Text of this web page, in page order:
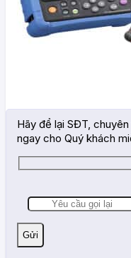
Hãy để lại SĐT,
ngay cho Quý khách